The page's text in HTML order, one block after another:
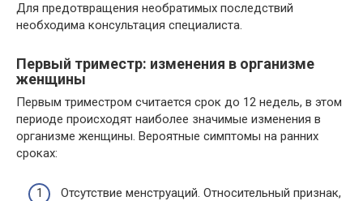
Для предотвращения необратимых последствий
необходима консультация специалиста.
Первый триместр: изменения в организме
женщины
Первым триместром считается срок до 12 недель, в этом
периоде происходят наиболее значимые изменения в
организме женщины. Вероятные симптомы на ранних
сроках:
Отсутствие менструаций. Относительный признак,